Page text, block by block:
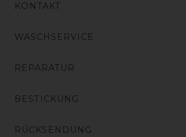
KONTAKT
WASCHSERVICE
REPARATUR
BESTICKUNG
RÜCKSENDUNG